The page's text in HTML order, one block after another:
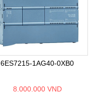
6ES7215-1AG40-0XB0
8.000.000 VND